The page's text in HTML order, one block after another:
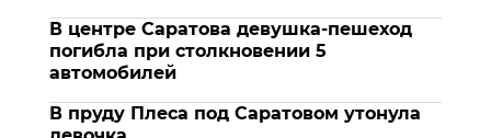
В центре Саратова девушка-пешеход
погибла при столкновении 5
автомобилей
В пруду Плеса под Саратовом утонула